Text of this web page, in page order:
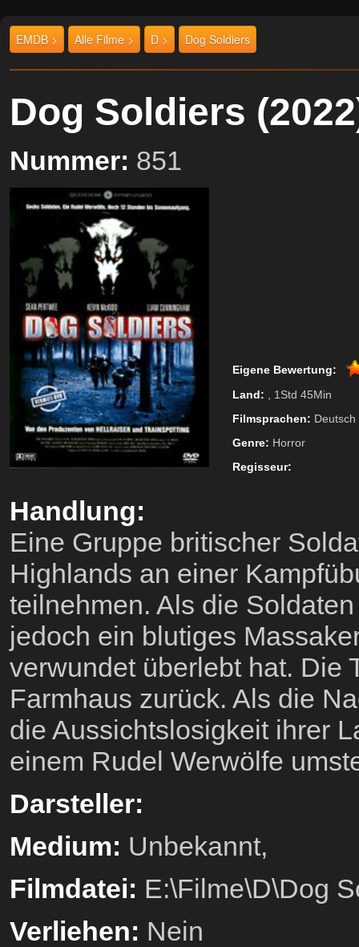
EMDB > Alle Filme > D > Dog Soldiers
Dog Soldiers
Nummer: 851
Eigene Bewertung:
Land: , 1Std 45Min
Filmsprachen: Deutsch
Genre: Horror
Regisseur:
Handlung:
Eine Gruppe britischer
Highlands an einer
teilnehmen. Als die
jedoch ein blutiges
verwundet überlebt hat. Die
Farmhaus zurück. Als die
die Aussichtslosigkeit ihrer
einem Rudel Werwölfe
Darsteller:
Medium: Unbekannt,
Filmdatei: E:\Filme\D\Dog
Verliehen: Nein